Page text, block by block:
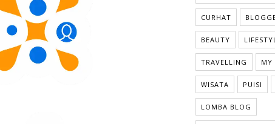
CURHAT
BEAUTY
TRAVELLING MY
WISATA PUISI
LOMBA BLOG